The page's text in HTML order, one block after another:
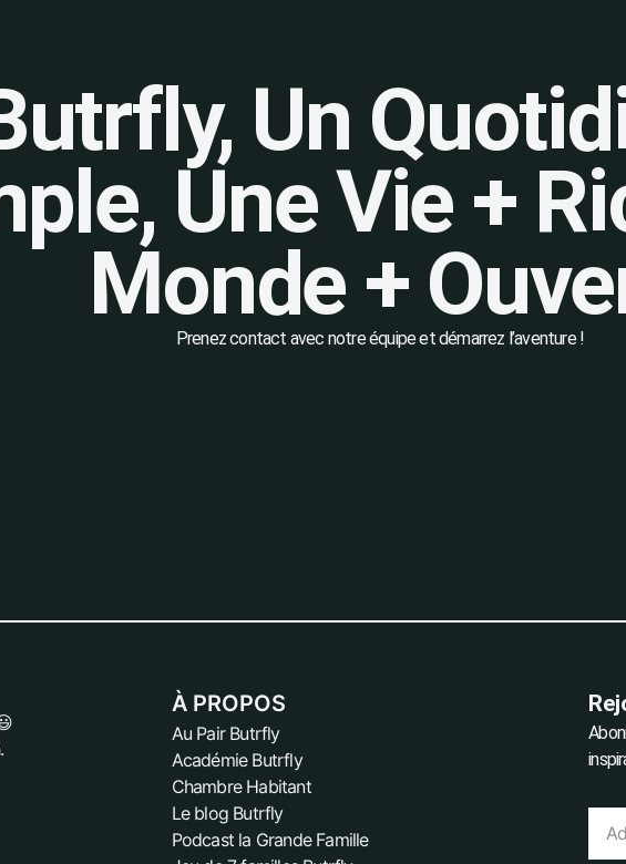
Un
Une Vie +
Monde +
Prenez contact avec notre équipe et démarrez l’aventure !
À PROPOS
Au Pair Butrfly
Académie Butrfly
Chambre Habitant
Le blog Butrfly
Podcast la Grande Famille